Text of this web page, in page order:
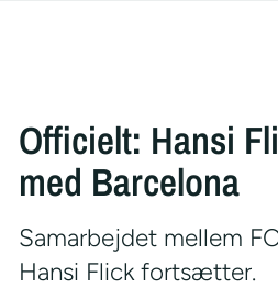
Officielt: Hansi
med Barcelona
Samarbejdet mellem
Hansi Flick fortsætter.